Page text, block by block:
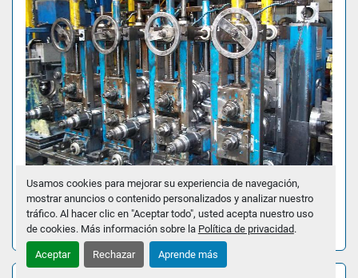
Usamos cookies para mejorar su experiencia de navegación,
mostrar anuncios o contenido personalizados y analizar nuestro
tráfico. Al hacer clic en "Aceptar todo", usted acepta nuestro uso
de cookies. Más información sobre la Política de privacidad.
Aceptar Rechazar Aprende más
MTM LÍNEA DE TUBO 63.5X4 / 60.C